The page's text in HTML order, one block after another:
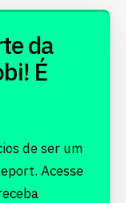
da
É
de ser um
Acesse